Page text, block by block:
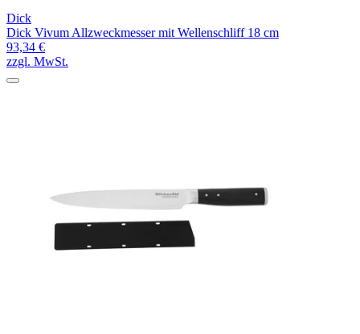
Dick
Dick Vivum Allzweckmesser mit Wellenschliff 18 cm
93,34 €
zzgl. MwSt.